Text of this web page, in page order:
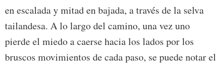
en escalada y mitad en bajada, a través de la selva
tailandesa. A lo largo del camino, una vez uno
pierde el miedo a caerse hacia los lados por los
bruscos movimientos de cada paso, se puede notar el